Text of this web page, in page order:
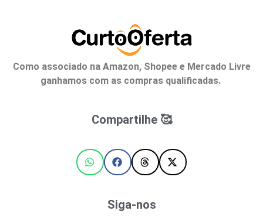
Como associado na Amazon, Shopee e Mercado Livre
ganhamos com as compras qualificadas.
Compartilhe 🥰
Siga-nos